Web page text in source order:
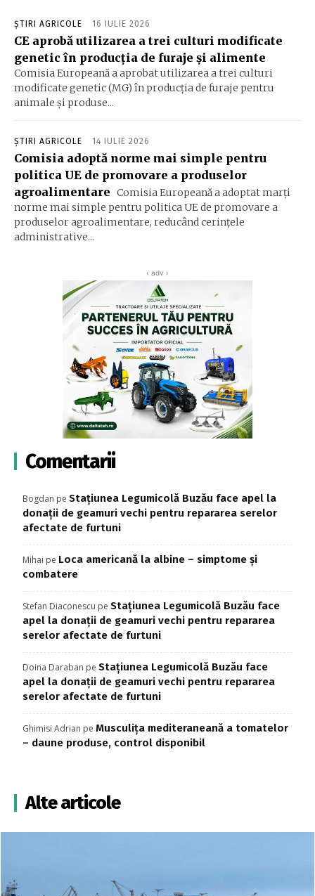
ȘTIRI AGRICOLE 16 IULIE 2026
CE aprobă utilizarea a trei culturi modificate
genetic în producția de furaje și alimente
Comisia Europeană a aprobat utilizarea a trei culturi
modificate genetic (MG) în producția de furaje pentru
animale și produse...
ȘTIRI AGRICOLE 14 IULIE 2026
Comisia adoptă norme mai simple pentru
politica UE de promovare a produselor
agroalimentare Comisia Europeană a adoptat marţi
norme mai simple pentru politica UE de promovare a
produselor agroalimentare, reducând cerinţele
administrative...
‹ adv ›
Comentarii
Bogdan pe Stațiunea Legumicolă Buzău face apel la
donații de geamuri vechi pentru repararea serelor
afectate de furtuni
Mihai pe Loca americană la albine – simptome și
combatere
Stefan Diaconescu pe Stațiunea Legumicolă Buzău face
apel la donații de geamuri vechi pentru repararea
serelor afectate de furtuni
Doina Daraban pe Stațiunea Legumicolă Buzău face
apel la donații de geamuri vechi pentru repararea
serelor afectate de furtuni
Ghimisi Adrian pe Musculița mediteraneană a tomatelor
– daune produse, control disponibil
Alte articole